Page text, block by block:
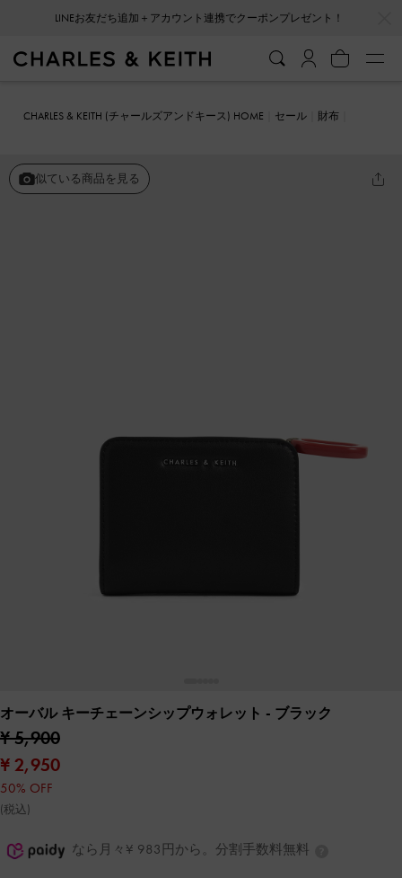
会員登録＋ニュースレター登録で10%OFFクーポンプレゼント！
CHARLES & KEITH (チャールズアンドキース) HOME セール
財布
似ている商品を見る
オーバル キーチェーンシップウォレット - ブラック
¥ 5,900
¥ 2,950
50% OFF
(税込)
なら月々¥ 983円から。分割手数料無料